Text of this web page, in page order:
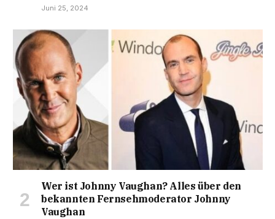
Juni 25, 2024
Wer ist Johnny Vaughan? Alles über den
bekannten Fernsehmoderator Johnny
Vaughan